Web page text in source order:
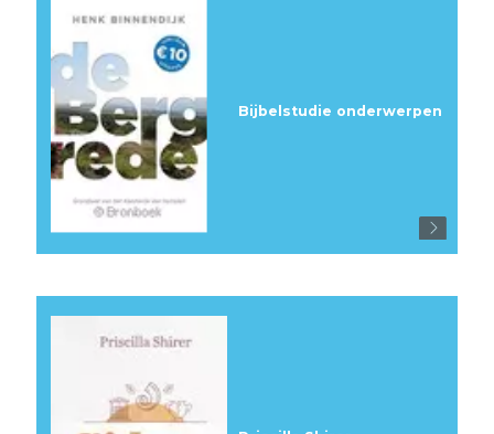
Bijbelstudie onderwerpen